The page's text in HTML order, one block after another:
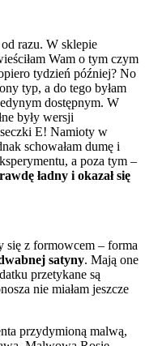
razu. W sklepie
Wam o tym czym
tydzień później? No
typ, a do tego byłam
dostępnym. W
były wersji
E! Namioty w
schowałam dumę i
a poza tym –
ładny i okazał się
się z formowcem – forma
satyny. Mają one
przetykane są
nie miałam jeszcze
przydymioną malwą,